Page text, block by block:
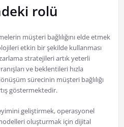
rolü
müşteri bağlılığını elde etmek
etkin bir şekilde kullanması
stratejileri artık yeterli
ve beklentileri hızla
sürecinin müşteri bağlılığı
göstermektedir.
geliştirmek, operasyonel
oluşturmak için dijital